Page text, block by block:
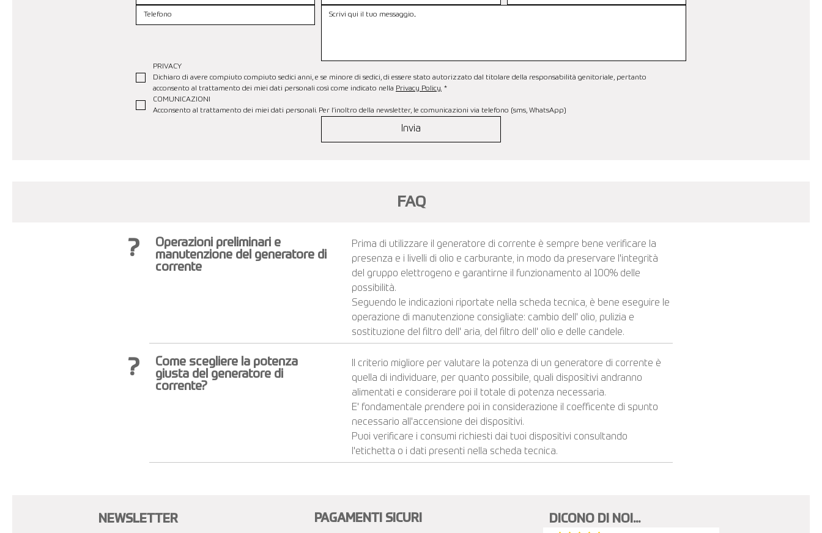
PRIVACY
Dichiaro di avere compiuto compiuto sedici anni, e se minore di sedici, di essere stato autorizzato dal titolare della responsabilità genitoriale, pertanto
acconsento al trattamento dei miei dati personali così come indicato nella Privacy Policy. *
COMUNICAZIONI
Acconsento al trattamento dei miei dati personali. Per l’inoltro della newsletter, le comunicazioni via telefono (sms, WhatsApp)
Invia
FAQ
?
Operazioni preliminari e
manutenzione del generatore di
corrente
Prima di utilizzare il generatore di corrente è sempre bene verificare la
presenza e i livelli di olio e carburante, in modo da preservare l'integrità
del gruppo elettrogeno e garantirne il funzionamento al 100% delle
possibilità.
Seguendo le indicazioni riportate nella scheda tecnica, è bene eseguire le
operazione di manutenzione consigliate: cambio dell' olio, pulizia e
sostituzione del filtro dell' aria, del filtro dell' olio e delle candele.
?
Come scegliere la potenza
giusta del generatore di
corrente?
Il criterio migliore per valutare la potenza di un generatore di corrente è
quella di individuare, per quanto possibile, quali dispositivi andranno
alimentati e considerare poi il totale di potenza necessaria.
E' fondamentale prendere poi in considerazione il coefficente di spunto
necessario all'accensione dei dispositivi.
Puoi verificare i consumi richiesti dai tuoi dispositivi consultando
l'etichetta o i dati presenti nella scheda tecnica.
NEWSLETTER PAGAMENTI SICURI DICONO DI NOI...